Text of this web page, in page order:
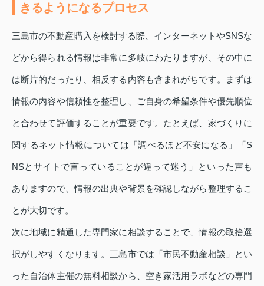
きるようになるプロセス
三島市の不動産購入を検討する際、インターネットやSNSな
どから得られる情報は非常に多岐にわたりますが、その中に
は断片的だったり、相反する内容も含まれがちです。まずは
情報の内容や信頼性を整理し、ご自身の希望条件や優先順位
と合わせて評価することが重要です。たとえば、家づくりに
関するネット情報については「調べるほど不安になる」「S
NSとサイトで言っていることが違って迷う」といった声も
ありますので、情報の出典や背景を確認しながら整理するこ
とが大切です。
次に地域に精通した専門家に相談することで、情報の取捨選
択がしやすくなります。三島市では「市民不動産相談」とい
った自治体主催の無料相談から、空き家活用ラボなどの専門